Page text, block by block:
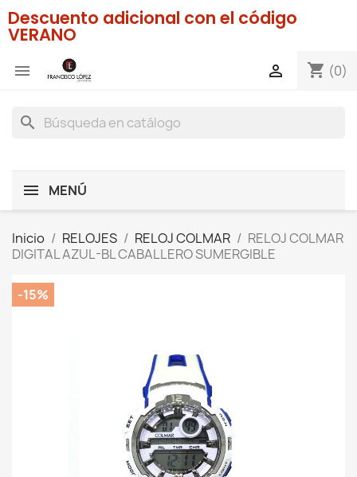
Descuento adicional con el código
VERANO
 shopping_cart (0)

search
MENÚ
Inicio RELOJES RELOJ COLMAR
RELOJ COLMAR
DIGITAL AZUL-BL CABALLERO SUMERGIBLE
-15%